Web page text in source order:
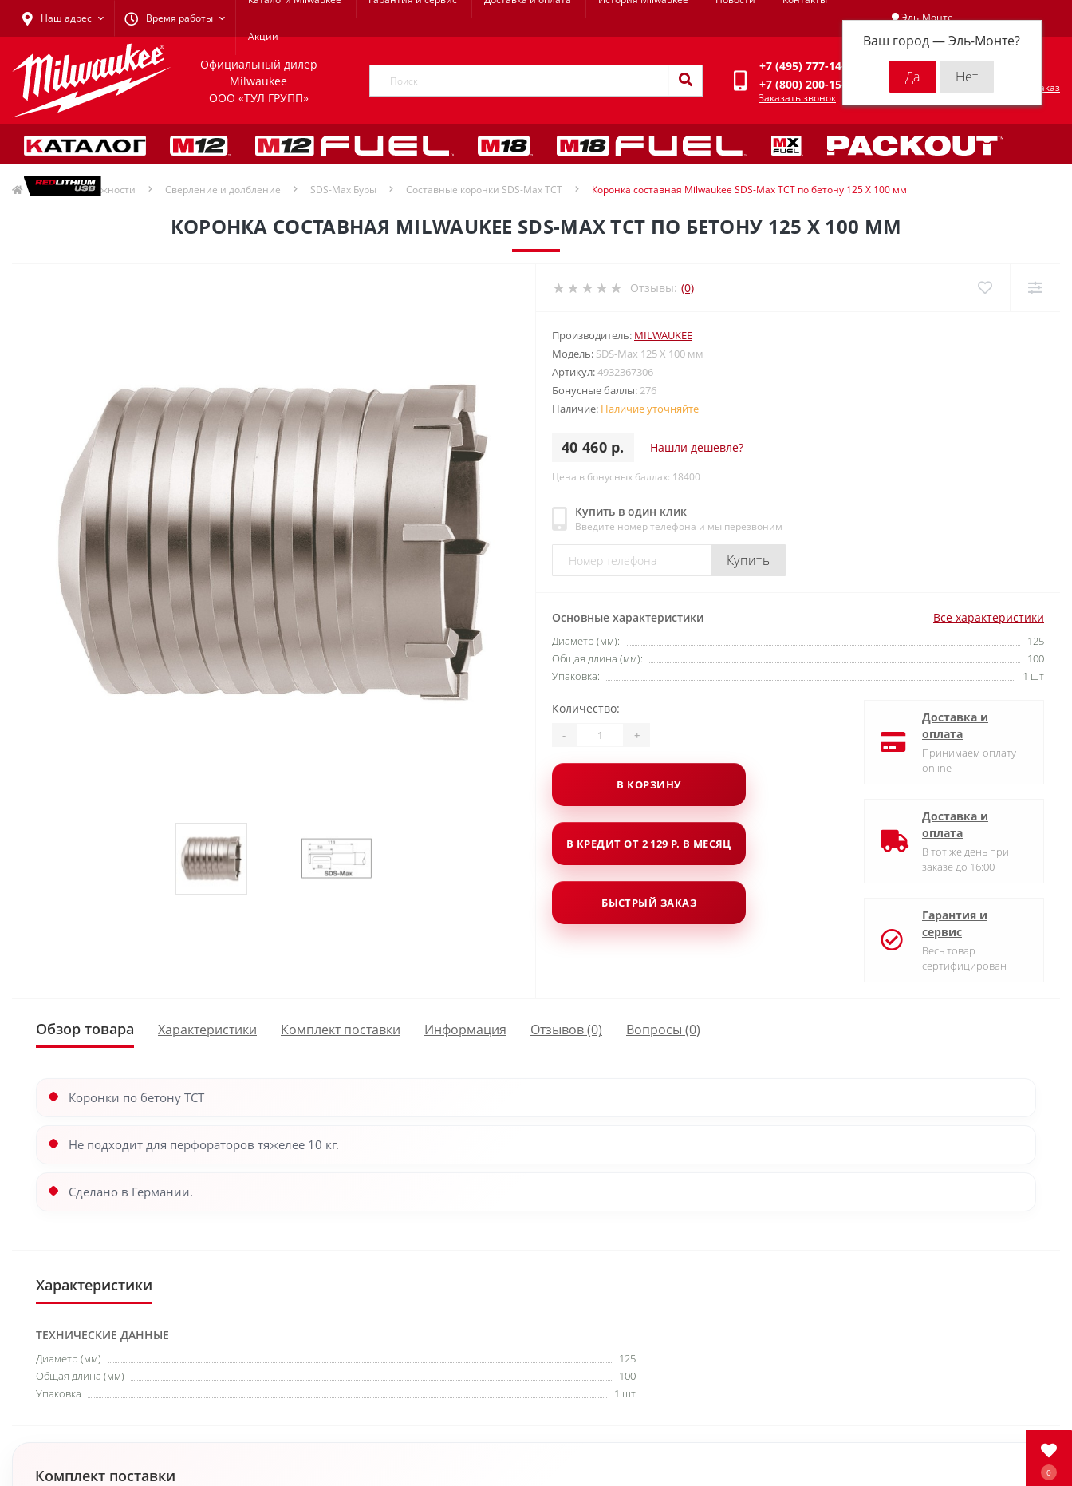
0
Наш адрес Время работы
Акции
Эль-Монте
Ваш город —Эль-Монте?
Личный кабинет
Официальный дилер
Milwaukee
ООО «ТУЛ ГРУПП»
+7 (495) 777-14-94
+7 (800) 200-15-94
Заказать звонок
Оформить заказ
Принадлежности Сверление и долбление SDS-Max Буры Составные коронки SDS-Max ТСТ Коронка составная Milwaukee SDS-Max ТСТ по бетону 125 X 100 мм
КОРОНКА СОСТАВНАЯ MILWAUKEE SDS-MAX ТСТ ПО БЕТОНУ 125 X 100 ММ
Отзывы: (0)
Производитель: MILWAUKEE
Модель: SDS-Max 125 X 100 мм
Артикул:4932367306
Бонусные баллы:276
Наличие: Наличие уточняйте
40 460 р. Нашли дешевле?
Цена в бонусных баллах: 18400
Купить в один клик
Введите номер телефона и мы перезвоним
Купить
Основные характеристики Все характеристики
Диаметр (мм):
125
Общая длина (мм):
100
Упаковка:
1 шт
Количество:
- +
В КОРЗИНУ
В КРЕДИТ ОТ 2 129 Р. В МЕСЯЦ
БЫСТРЫЙ ЗАКАЗ
Доставка и
оплата
Принимаем оплату
online
Доставка и
оплата
В тот же день при
заказе до 16:00
Гарантия и
сервис
Весь товар
сертифицирован
Обзор товара Характеристики Комплект поставки Информация Отзывов (0) Вопросы (0)
Коронки по бетону ТСТ
Не подходит для перфораторов тяжелее 10 кг.
Сделано в Германии.
Характеристики
ТЕХНИЧЕСКИЕ ДАННЫЕ
Диаметр (мм)
125
Общая длина (мм)
100
Упаковка
1 шт
Комплект поставки